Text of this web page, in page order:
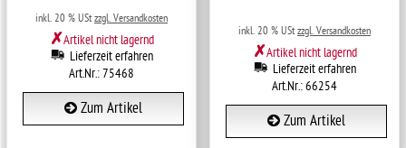
inkl. 20 % USt zzgl. Versandkosten
✗Artikel nicht lagernd
Lieferzeit erfahren
Art.Nr.: 75468
Zum Artikel
inkl. 20 % USt zzgl. Versandkosten
✗Artikel nicht lagernd
Lieferzeit erfahren
Art.Nr.: 66254
Zum Artikel